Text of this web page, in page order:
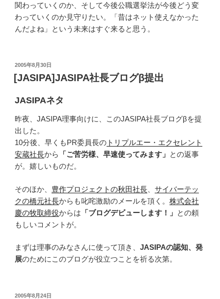
関わっていくのか、そして今後公職選挙法が今後どう変
わっていくのか見守りたい。「昔はネット使えなかった
んだよね」という未来はすぐ来ると思う。
投
稿
日:
2005年8月30日
[JASIPA]JASIPA社長ブログβ提出
JASIPAネタ
昨夜、JASIPA理事向けに、このJASIPA社長ブログβを提
出した。
10分後、早くもPR委員長の トリプルエー・エクセレント
安蔵社長から 「ご苦労様、早速使ってみます」 との返事
が。嬉しいものだ。
そのほか、 豊作プロジェクトの秋田社長
サイバーテッ
クの橋元社長からも叱咤激励のメールを頂く。 株式会社
慶の牧取締役からは 「ブログデビューします！」 との頼
もしいコメントが。
まずは理事のみなさんに使って頂き、 JASIPAの認知、発
展のためにこのブログが役立つことを祈る次第。
投
2005年8月24日